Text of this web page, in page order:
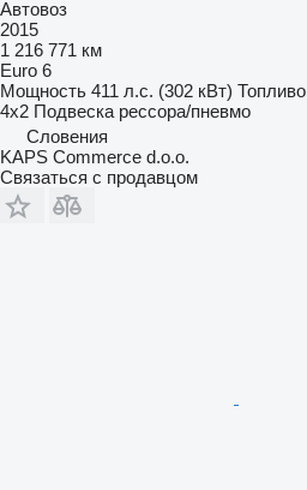
Автовоз
2015
1 216 771 км
Euro 6
Мощность 411 л.с. (302 кВт) Топливо
4x2 Подвеска рессора/пневмо
Словения
KAPS Commerce d.o.o.
Связаться с продавцом